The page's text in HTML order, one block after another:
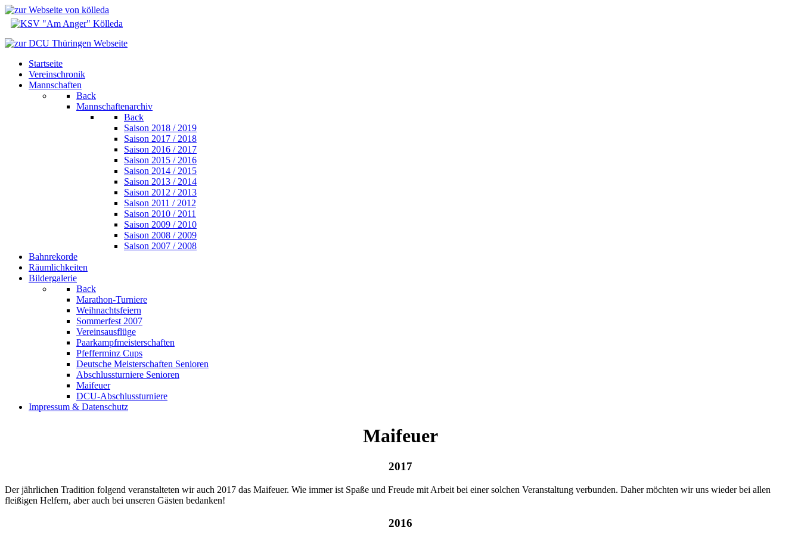
Startseite
Vereinschronik
Mannschaften
Back
Mannschaftenarchiv
Back
Saison 2018 / 2019
Saison 2017 / 2018
Saison 2016 / 2017
Saison 2015 / 2016
Saison 2014 / 2015
Saison 2013 / 2014
Saison 2012 / 2013
Saison 2011 / 2012
Saison 2010 / 2011
Saison 2009 / 2010
Saison 2008 / 2009
Saison 2007 / 2008
Bahnrekorde
Räumlichkeiten
Bildergalerie
Back
Marathon-Turniere
Weihnachtsfeiern
Sommerfest 2007
Vereinsausflüge
Paarkampfmeisterschaften
Pfefferminz Cups
Deutsche Meisterschaften Senioren
Abschlussturniere Senioren
Maifeuer
DCU-Abschlussturniere
Impressum & Datenschutz
Maifeuer
2017
Der jährlichen Tradition folgend veranstalteten wir auch 2017 das Maifeuer. Wie immer ist Spaße und Freude mit Arbeit bei einer solchen Veranstaltung verbunden. Daher möchten wir uns wieder bei allen
fleißigen Helfern, aber auch bei unseren Gästen bedanken!
2016